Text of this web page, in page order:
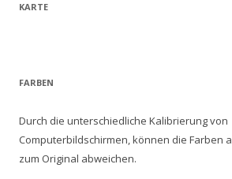
KARTE
FARBEN
Durch die unterschiedliche Kalibrierung von
Computerbildschirmen, können die Farben
zum Original abweichen.